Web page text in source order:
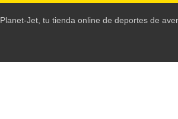
Planet-Jet, tu tienda online de deportes de